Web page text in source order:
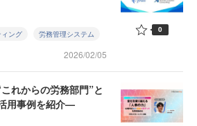
ング 労務管理システム
2026/02/05
0
れからの労務部門”と
用事例を紹介—